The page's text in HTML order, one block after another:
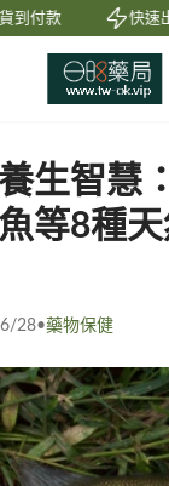
到付款 快速出
生智慧
等8種
28•藥物保健